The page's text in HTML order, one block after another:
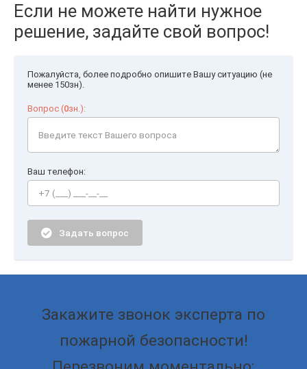
Если не можете найти нужное
решение, задайте свой вопрос!
Пожалуйста, более подробно опишите Вашу ситуацию (не
менее 150зн).
Вопрос (0зн.):
Ваш телефон:
Задать вопрос
Закажите звонок эксперта по
пожарной безопасности!